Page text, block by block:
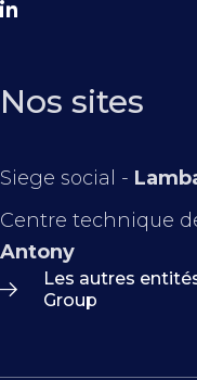
Nos sites
Siege social -
Centre technique
Antony
Les autres
Group